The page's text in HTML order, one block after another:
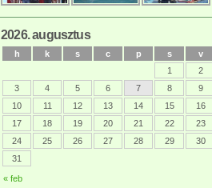
2026. augusztus
h k s c p s v
« feb
1
2
3
4 5 6 7 8
9
10
11 12 13 14 15
16
17
18 19 20 21 22
23
24
25 26 27 28 29
30
31